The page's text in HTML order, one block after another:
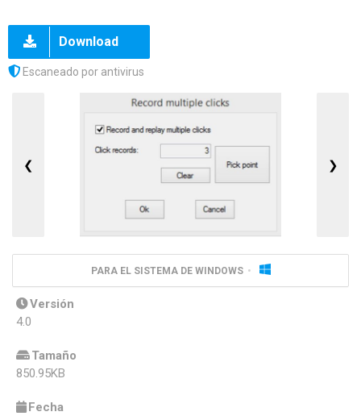
Download
Escaneado por antivirus
❮ ❯
PARA EL SISTEMA DE WINDOWS
Versión
4.0
Tamaño
850.95KB
Fecha